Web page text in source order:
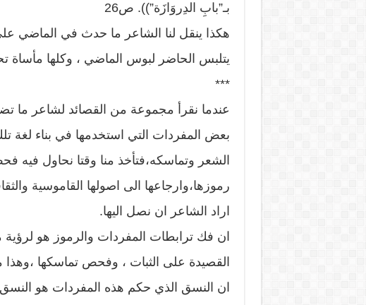
بـ”بابِ الدِروَازَة”)). ص26
هكذا ينقل لنا الشاعر ما حدث في الماضي
يتلبس الحاضر لبوس الماضي ، وكلها
***
عندما نقرأ مجموعة من القصائد لشاعر ما
بعض المفردات التي استخدمها في بناء لغة
الشعر وتماسكه،فتأخذ منا وقتا نحاول فيه
رموزها،وارجاعها الى اصولها القاموسية
اراد الشاعر ان نصل اليها.
ان فك ترابطات المفردات والرموز هو
القصيدة على الثبات ، وفحص تماسكها
ان النسق الذي حكم هذه المفردات هو